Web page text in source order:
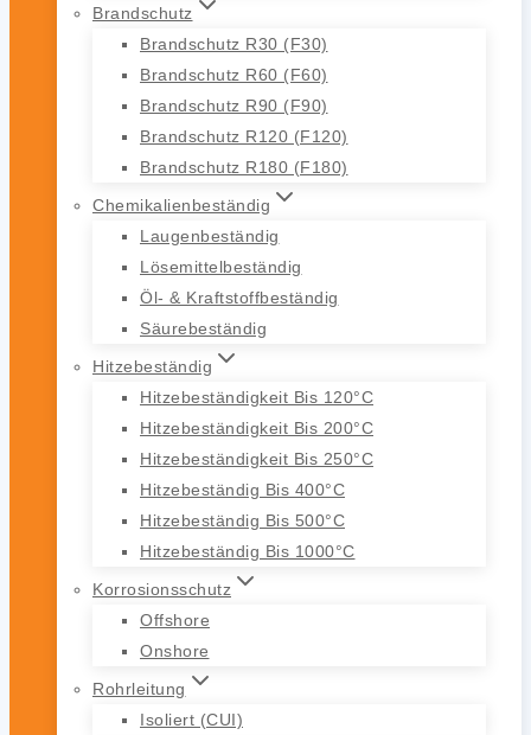
Brandschutz
Brandschutz R30 (F30)
Brandschutz R60 (F60)
Brandschutz R90 (F90)
Brandschutz R120 (F120)
Brandschutz R180 (F180)
Chemikalienbeständig
Laugenbeständig
Lösemittelbeständig
Öl- & Kraftstoffbeständig
Säurebeständig
Hitzebeständig
Hitzebeständigkeit Bis 120°C
Hitzebeständigkeit Bis 200°C
Hitzebeständigkeit Bis 250°C
Hitzebeständig Bis 400°C
Hitzebeständig Bis 500°C
Hitzebeständig Bis 1000°C
Korrosionsschutz
Offshore
Onshore
Rohrleitung
Isoliert (CUI)